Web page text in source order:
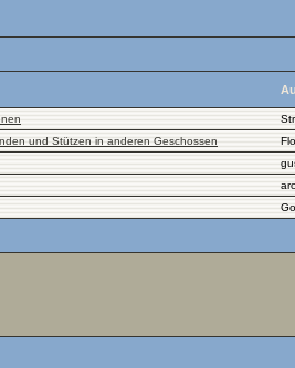
und Stützen in anderen Geschossen